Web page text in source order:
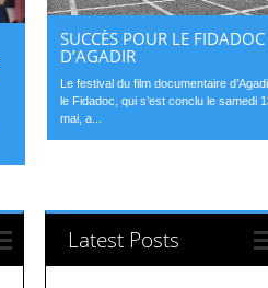
SUCCÈS POUR LE FIDADOC
D’AGADIR
Le festival du film documentaire
le Fidadoc, qui s’est conclu le samedi
mai, a...
Latest Posts